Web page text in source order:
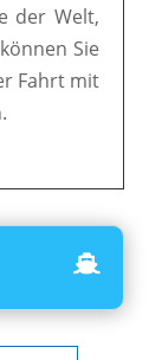
der Welt,
Sie
Fahrt mit